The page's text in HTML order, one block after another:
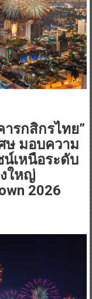
รกสิกรไทย”
ษ มอบความ
เหนือระดับ
ใหญ่
2026